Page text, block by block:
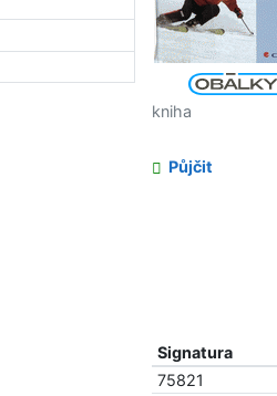
kniha
Půjčit
Signatura
75821